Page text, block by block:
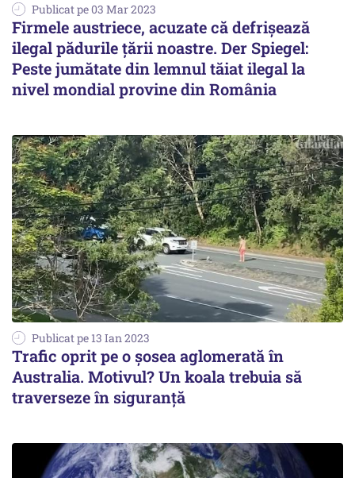
Publicat pe 03 Mar 2023
Firmele austriece, acuzate că defrișează
ilegal pădurile țării noastre. Der Spiegel:
Peste jumătate din lemnul tăiat ilegal la
nivel mondial provine din România
Publicat pe 13 Ian 2023
Trafic oprit pe o șosea aglomerată în
Australia. Motivul? Un koala trebuia să
traverseze în siguranţă